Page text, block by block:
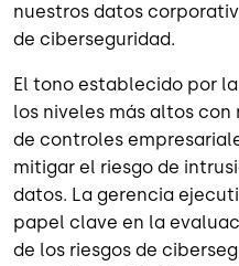
nuestros datos
de ciberseguridad.
El tono establecido por
los niveles más altos
de controles
mitigar el riesgo de
datos. La gerencia
papel clave en la
de los riesgos de